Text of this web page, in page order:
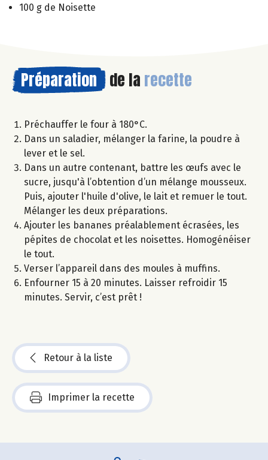
100 g de Noisette
Préparation de la recette
Préchauffer le four à 180°C.
Dans un saladier, mélanger la farine, la poudre à
lever et le sel.
Dans un autre contenant, battre les œufs avec le
sucre, jusqu'à l’obtention d’un mélange mousseux.
Puis, ajouter l'huile d'olive, le lait et remuer le tout.
Mélanger les deux préparations.
Ajouter les bananes préalablement écrasées, les
pépites de chocolat et les noisettes. Homogénéiser
le tout.
Verser l’appareil dans des moules à muffins.
Enfourner 15 à 20 minutes. Laisser refroidir 15
minutes. Servir, c’est prêt !
Retour à la liste
Imprimer la recette